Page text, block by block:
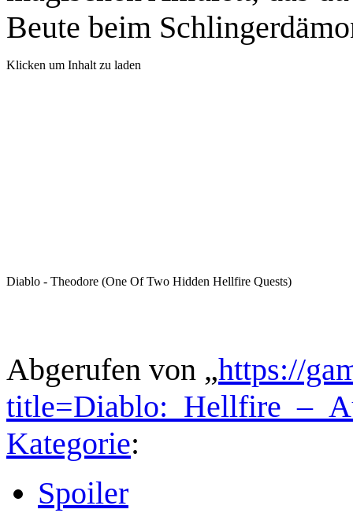
Beute beim
Klicken um Inhalt zu laden
Diablo - Theodore (One Of Two Hidden Hellfire Quests)
Abgerufen von „https://
Kategorie:
Spoiler